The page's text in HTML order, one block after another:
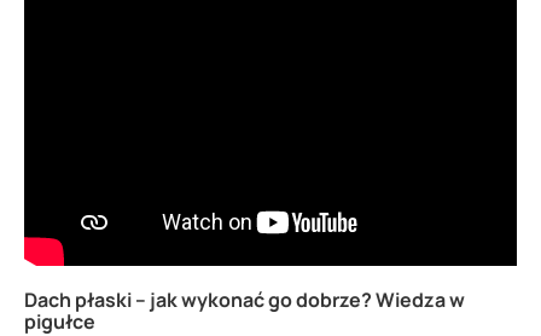
Dach płaski – jak wykonać go dobrze? Wiedza w
pigułce